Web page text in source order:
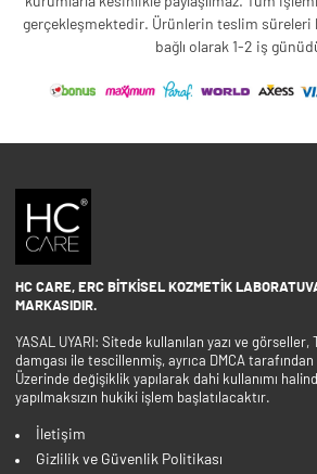
gerçekleşmektedir. Ürünlerin teslim süreleri
bağlı olarak 1-2 iş
HC CARE, ERC BITKISEL KOZMETIK
MARKASIDIR.
YASAL UYARI: Sitede kullanılan yazı ve görseller,
damgası ile tescillenmiş, ayrıca DMCA tarafından
Üzerinde değişiklik yapılarak dahi kullanımı
yapılmaksızın hukiki işlem başlatılacaktır.
İletişim
Gizlilik ve Güvenlik Politikası